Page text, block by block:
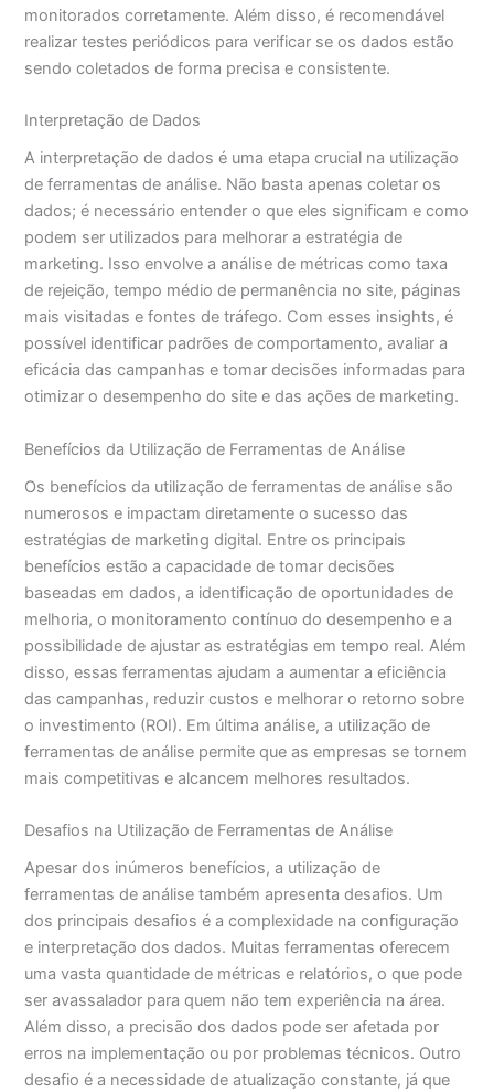
monitorados corretamente. Além disso, é recomendável
realizar testes periódicos para verificar se os dados estão
sendo coletados de forma precisa e consistente.
Interpretação de Dados
A interpretação de dados é uma etapa crucial na utilização
de ferramentas de análise. Não basta apenas coletar os
dados; é necessário entender o que eles significam e como
podem ser utilizados para melhorar a estratégia de
marketing. Isso envolve a análise de métricas como taxa
de rejeição, tempo médio de permanência no site, páginas
mais visitadas e fontes de tráfego. Com esses insights, é
possível identificar padrões de comportamento, avaliar a
eficácia das campanhas e tomar decisões informadas para
otimizar o desempenho do site e das ações de marketing.
Benefícios da Utilização de Ferramentas de Análise
Os benefícios da utilização de ferramentas de análise são
numerosos e impactam diretamente o sucesso das
estratégias de marketing digital. Entre os principais
benefícios estão a capacidade de tomar decisões
baseadas em dados, a identificação de oportunidades de
melhoria, o monitoramento contínuo do desempenho e a
possibilidade de ajustar as estratégias em tempo real. Além
disso, essas ferramentas ajudam a aumentar a eficiência
das campanhas, reduzir custos e melhorar o retorno sobre
o investimento (ROI). Em última análise, a utilização de
ferramentas de análise permite que as empresas se tornem
mais competitivas e alcancem melhores resultados.
Desafios na Utilização de Ferramentas de Análise
Apesar dos inúmeros benefícios, a utilização de
ferramentas de análise também apresenta desafios. Um
dos principais desafios é a complexidade na configuração
e interpretação dos dados. Muitas ferramentas oferecem
uma vasta quantidade de métricas e relatórios, o que pode
ser avassalador para quem não tem experiência na área.
Além disso, a precisão dos dados pode ser afetada por
erros na implementação ou por problemas técnicos. Outro
desafio é a necessidade de atualização constante, já que